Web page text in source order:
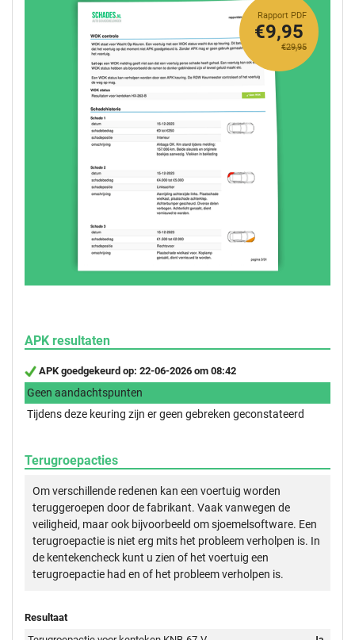
Rapport PDF
€29,95
€9,95
APK resultaten
APK goedgekeurd op: 22-06-2026 om 08:42
Geen aandachtspunten
Tijdens deze keuring zijn er geen gebreken geconstateerd
Terugroepacties
Om verschillende redenen kan een voertuig worden
teruggeroepen door de fabrikant. Vaak vanwegen de
veiligheid, maar ook bijvoorbeeld om sjoemelsoftware. Een
terugroepactie is niet erg mits het probleem verholpen is. In
de kentekencheck kunt u zien of het voertuig een
terugroepactie had en of het probleem verholpen is.
Resultaat